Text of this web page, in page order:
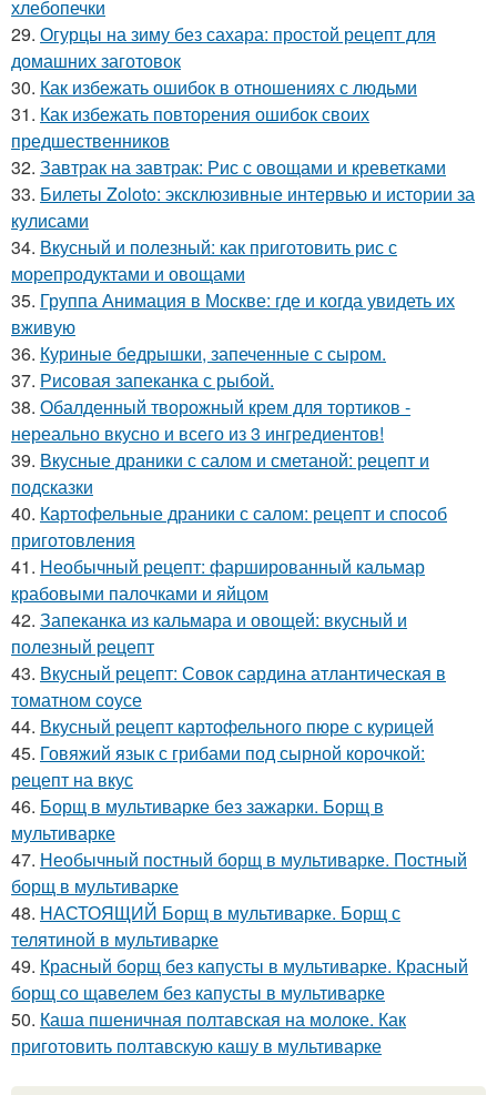
хлебопечки
29. Огурцы на зиму без сахара: простой рецепт для
домашних заготовок
30. Как избежать ошибок в отношениях с людьми
31. Как избежать повторения ошибок своих
предшественников
32. Завтрак на завтрак: Рис с овощами и креветками
33. Билеты Zoloto: эксклюзивные интервью и истории за
кулисами
34. Вкусный и полезный: как приготовить рис с
морепродуктами и овощами
35. Группа Анимация в Москве: где и когда увидеть их
вживую
36. Куриные бедрышки, запеченные с сыром.
37. Рисовая запеканка с рыбой.
38. Обалденный творожный крем для тортиков -
нереально вкусно и всего из 3 ингредиентов!
39. Вкусные драники с салом и сметаной: рецепт и
подсказки
40. Картофельные драники с салом: рецепт и способ
приготовления
41. Необычный рецепт: фаршированный кальмар
крабовыми палочками и яйцом
42. Запеканка из кальмара и овощей: вкусный и
полезный рецепт
43. Вкусный рецепт: Совок сардина атлантическая в
томатном соусе
44. Вкусный рецепт картофельного пюре с курицей
45. Говяжий язык с грибами под сырной корочкой:
рецепт на вкус
46. Борщ в мультиварке без зажарки. Борщ в
мультиварке
47. Необычный постный борщ в мультиварке. Постный
борщ в мультиварке
48. НАСТОЯЩИЙ Борщ в мультиварке. Борщ с
телятиной в мультиварке
49. Красный борщ без капусты в мультиварке. Красный
борщ со щавелем без капусты в мультиварке
50. Каша пшеничная полтавская на молоке. Как
приготовить полтавскую кашу в мультиварке